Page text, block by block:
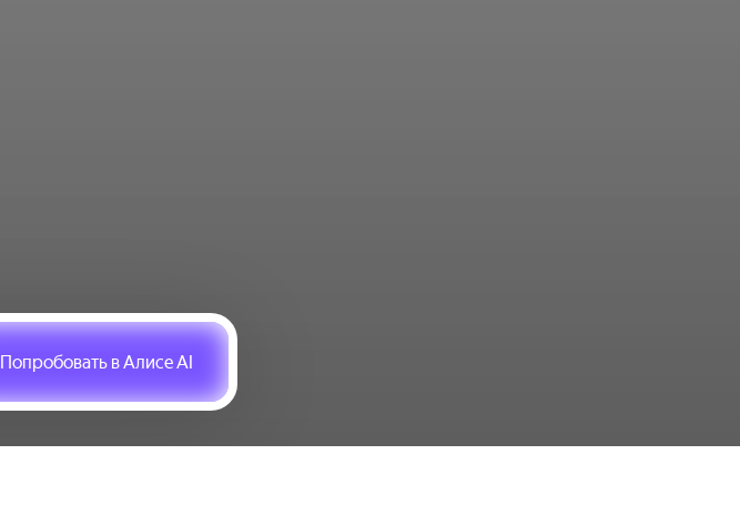
Попробовать в Алисе AI